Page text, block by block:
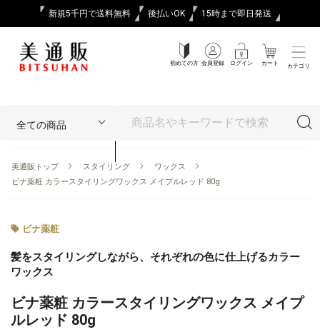
新規5千円で送料無料 後払いOK 15時まで即日発送
初めての方 会員登録 ログイン カート カテゴリ
美通販トップ スタイリング
ワックス
ビナ薬粧 カラースタイリングワックス メイプルレッド 80g
ビナ薬粧
髪をスタイリングしながら、それぞれの色に仕上げるカラー
ワックス
ビナ薬粧 カラースタイリングワックス メイプ
ルレッド 80g